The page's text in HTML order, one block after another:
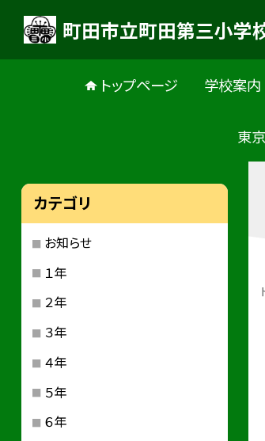
町田市立町田第三小学
トップページ 学校案内
東
カテゴリ
お知らせ
１年
２年
３年
４年
５年
６年